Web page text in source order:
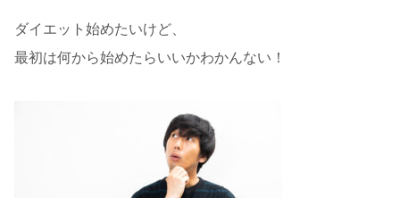
ダイエット始めたいけど、
最初は何から始めたらいいかわかんない！